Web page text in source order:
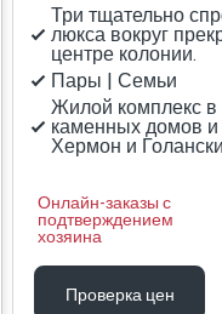
Три тщательно
люкса вокруг
центре колонии.
Пары | Семьи
Жилой комплекс в
каменных домов
Хермон и
Онлайн-заказы с
подтверждением
хозяина
Проверка цен